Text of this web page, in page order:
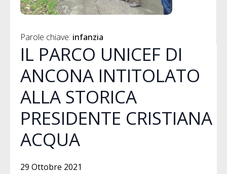
Parole chiave: infanzia
IL PARCO UNICEF DI
ANCONA INTITOLATO
ALLA STORICA
PRESIDENTE CRISTIANA
ACQUA
29 Ottobre 2021